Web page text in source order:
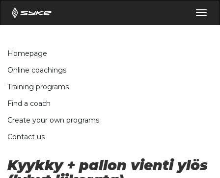
Homepage
Online coachings
Training programs
Find a coach
Create your own programs
Contact us
Kyykky + pallon vienti ylös